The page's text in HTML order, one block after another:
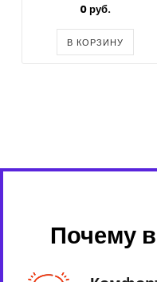
0 руб.
В КОРЗИНУ
Почему